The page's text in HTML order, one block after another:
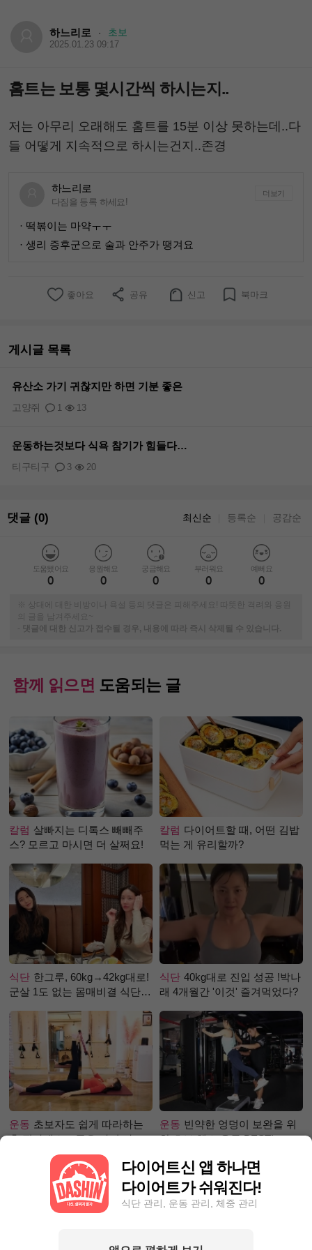
하느리로 · 초보
2025.01.23 09:17
홈트는 보통 몇시간씩 하시는지..
저는 아무리 오래해도 홈트를 15분 이상 못하는데..다
들 어떻게 지속적으로 하시는건지..존경
하느리로
다짐을 등록 하세요!
더보기
· 떡볶이는 마약ㅜㅜ
· 생리 증후군으로 술과 안주가 땡겨요
좋아요 공유 신고 북마크
게시글 목록
유산소 가기 귀찮지만 하면 기분 좋은
1 13
고양쥐
운동하는것보다 식욕 참기가 힘들다…
3 20
티구티구
댓글 (0) 최신순 등록순 공감순
도움됐어요
0
응원해요
0
궁금해요
0
부러워요
0
예뻐요
0
※ 상대에 대한 비방이나 욕설 등의 댓글은 피해주세요! 따뜻한 격려와 응원
의 글을 남겨주세요~
-
댓글에 대한 신고가 접수될 경우, 내용에 따라 즉시 삭제될 수 있습니다.
함께 읽으면 도움되는 글
칼럼 살빠지는 디톡스 빼빼주
스? 모르고 마시면 더 살쩌요!
칼럼 다이어트할 때, 어떤 김밥
먹는 게 유리할까?
식단 한그루, 60kg→42kg대로!
군살 1도 없는 몸매비결 식단
식단 40kg대로 진입 성공 !박나
래 4개월간 '이것' 즐겨먹었다?
운동 초보자도 쉽게 따라하는
홈 필라테스 – 곧은 다리 라인
운동 빈약한 엉덩이 보완을 위
한 초보 헬스 운동 BEST!
다이어트신 앱 하나면
다이어트가 쉬워진다!
식단 관리, 운동 관리, 체중 관리